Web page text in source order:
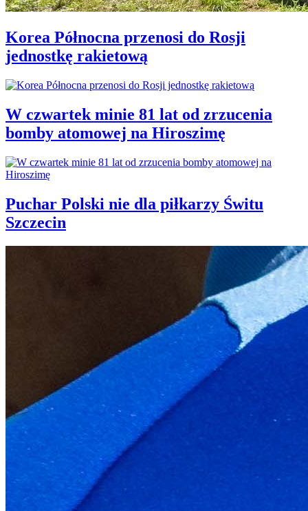
Korea Północna przenosi do Rosji
jednostkę rakietową
W czwartek minie 81 lat od zrzucenia
bomby atomowej na Hiroszimę
Puchar Polski nie dla piłkarzy Świtu
Szczecin